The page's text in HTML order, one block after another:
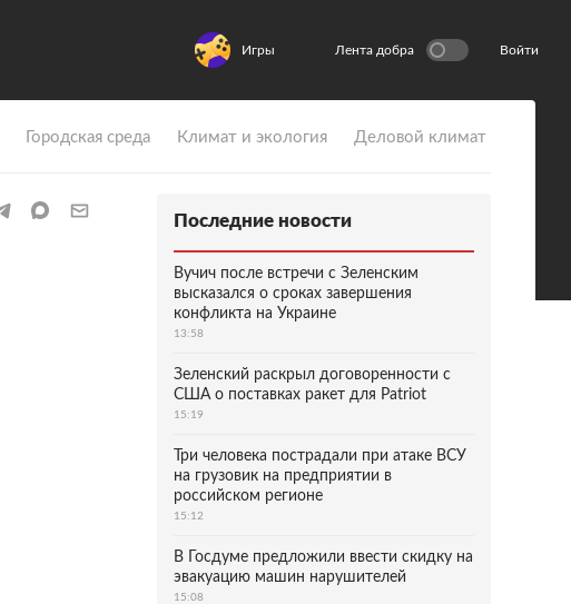
Игры Лента добра Войти
Городская среда Климат и экология Деловой климат
Последние новости
Вучич после встречи с Зеленским
высказался о сроках завершения
конфликта на Украине
13:58
Зеленский раскрыл договоренности с
США о поставках ракет для Patriot
15:19
Три человека пострадали при атаке ВСУ
на грузовик на предприятии в
российском регионе
15:12
В Госдуме предложили ввести скидку на
эвакуацию машин нарушителей
15:08